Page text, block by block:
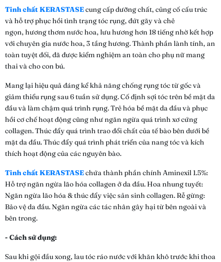
Tinh chất KERASTASEcung cấp dưỡng chất, củng cố cấu trúc
và hỗ trợ phục hồi tình trạng tóc rụng, đứt gãy và chẻ
ngọn, hương thơm nước hoa, lưu hương hơn 18 tiếng nhờ kết hợp
với chuyên gia nước hoa, 3 tầng hương. Thành phần lành tính, an
toàn tuyệt đối, đã được kiểm nghiệm an toàn cho phụ nữ mang
thai và cho con bú.
Mang lại hiệu quả đáng kể khả năng chống rụng tóc từ gốc và
giảm thiểu rụng sau 6 tuần sử dụng. Cố định sợi tóc trên bề mặt da
đầu và làm chậm quá trình rụng. Trẻ hóa bề mặt da đầu và phục
hồi cơ chế hoạt động cũng như ngăn ngừa quá trình xơ cứng
collagen. Thúc đẩy quá trình trao đổi chất của tế bào bên dưới bề
mặt da đầu. Thúc đẩy quá trình phát triển của nang tóc và kích
thích hoạt động của các nguyên bào.
Tinh chất KERASTASEchứa thành phần chính Aminexil 1.5%:
Hỗ trợ ngăn ngừa lão hóa collagen ở da đầu. Hoa nhung tuyết:
Ngăn ngừa lão hóa & thúc đẩy việc sản sinh collagen. Rễ gừng:
Bảo vệ da đầu. Ngăn ngừa các tác nhân gây hại từ bên ngoài và
bên trong.
- Cách sử dụng:
Sau khi gội đầu xong, lau tóc ráo nước với khăn khô trước khi thoa